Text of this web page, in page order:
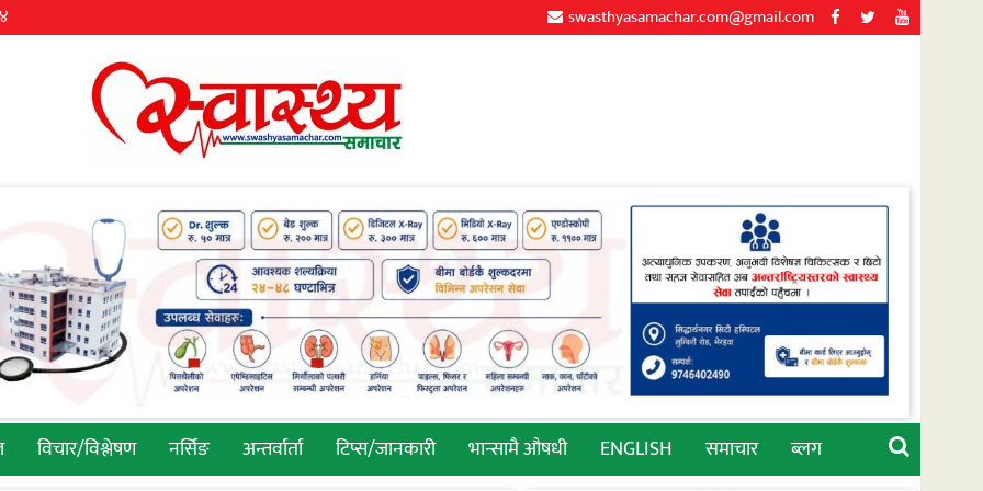
swasthyasamachar.com@gmail.com
विचार/विश्लेषण नर्सिङ अन्तर्वार्ता टिप्स/जानकारी भान्सामै औषधी ENGLISH समाचार ब्लग